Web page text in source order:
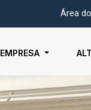
Área
EMPRESA